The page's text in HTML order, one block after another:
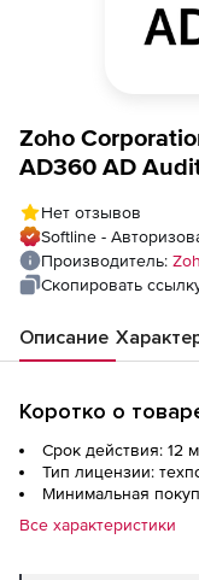
Zoho
AD360 AD
Annual), fee for
Нет отзывов
Softline -
Производитель:
Скопировать
Описание
Коротко о
Срок действия: 12
Тип лицензии:
Минимальная
Все характеристики